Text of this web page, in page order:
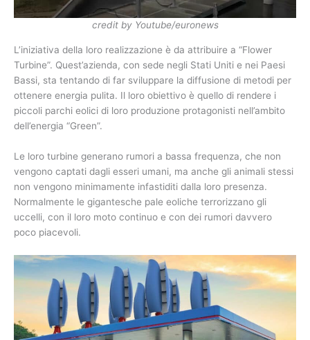
credit by Youtube/euronews
L’iniziativa della loro realizzazione è da attribuire a “Flower
Turbine”. Quest’azienda, con sede negli Stati Uniti e nei Paesi
Bassi, sta tentando di far sviluppare la diffusione di metodi per
ottenere energia pulita. Il loro obiettivo è quello di rendere i
piccoli parchi eolici di loro produzione protagonisti nell’ambito
dell’energia “Green”.
Le loro turbine generano rumori a bassa frequenza, che non
vengono captati dagli esseri umani, ma anche gli animali stessi
non vengono minimamente infastiditi dalla loro presenza.
Normalmente le gigantesche pale eoliche terrorizzano gli
uccelli, con il loro moto continuo e con dei rumori davvero
poco piacevoli.